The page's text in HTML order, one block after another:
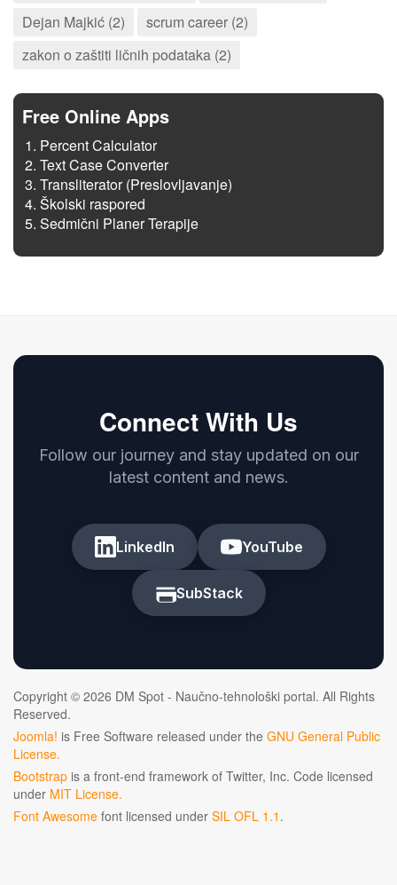
Dejan Majkić (2)
scrum career (2)
zakon o zaštiti ličnih podataka (2)
Free Online Apps
Percent Calculator
Text Case Converter
Transliterator (Preslovljavanje)
Školski raspored
Sedmični Planer Terapije
Connect With Us
Follow our journey and stay updated on our
latest content and news.
LinkedIn YouTube
SubStack
Copyright © 2026 DM Spot - Naučno-tehnološki portal. All Rights
Reserved.
Joomla! is Free Software released under the GNU General Public
License.
Bootstrap is a front-end framework of Twitter, Inc. Code licensed
under MIT License.
Font Awesome font licensed under SIL OFL 1.1 .